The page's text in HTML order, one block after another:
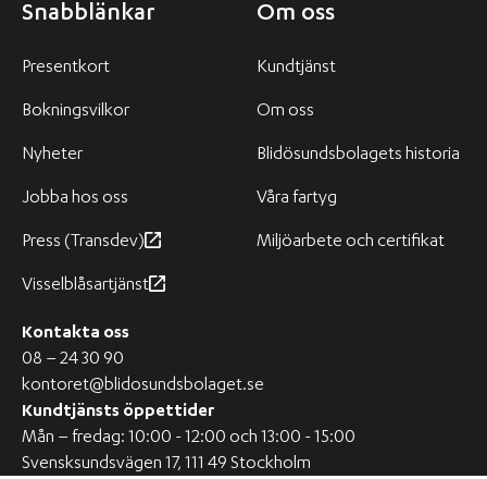
Snabblänkar
Presentkort
Bokningsvilkor
Nyheter
Jobba hos oss
Press (Transdev)
Visselblåsartjänst
Om oss
Kundtjänst
Om oss
Blidösundsbolagets historia
Våra fartyg
Miljöarbete och certifikat
Kontakta oss
08 – 24 30 90
kontoret@blidosundsbolaget.se
Kundtjänsts öppettider
Mån – fredag: 10:00 - 12:00 och 13:00 - 15:00
Svensksundsvägen 17, 111 49 Stockholm